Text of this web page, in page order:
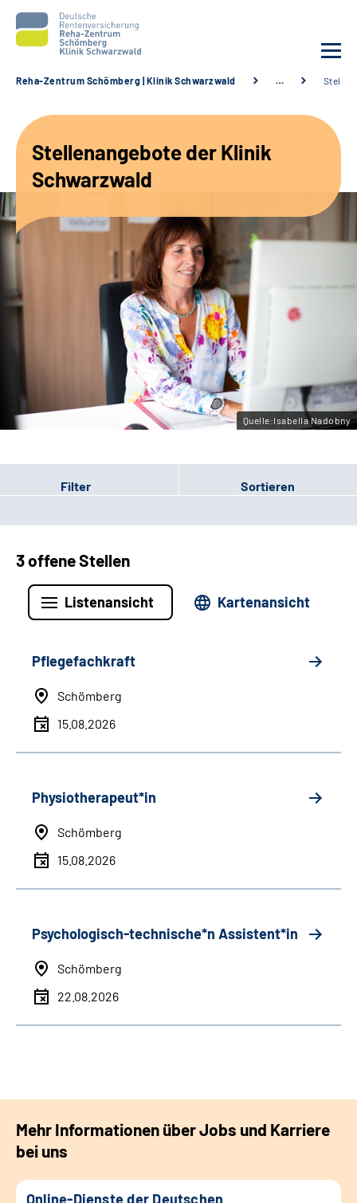
Unsere Angebote
Karriere
Sozialdienste & Zuweisende
Leichte Sprache
Gebärdensprache
Reha-Zentrum Schömberg | Klinik Schwarzwald …
Stellenangebote der Klinik
Schwarzwald
Quelle:Isabella Nadobny
Filter Sortieren
3 offene Stellen
Listenansicht Kartenansicht
Pflegefachkraft
Schömberg
15.08.2026
Physiotherapeut*in
Schömberg
15.08.2026
Psychologisch-technische*n Assistent*in
Schömberg
22.08.2026
Mehr Informationen über Jobs und Karriere
bei uns
Online-Dienste der Deutschen